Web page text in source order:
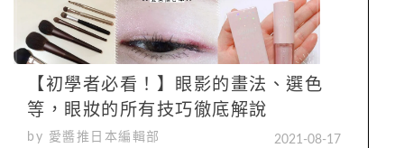
【初學者必看！】眼影的畫法、選色
等，眼妝的所有技巧徹底解說
by 愛醬推日本編輯部 2021-08-17